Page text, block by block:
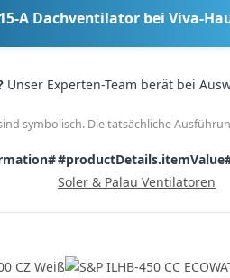
A Dachventilator bei Viva-
Unser Experten-Team berät bei
symbolisch. Die tatsächliche
Soler & Palau Ventilatoren